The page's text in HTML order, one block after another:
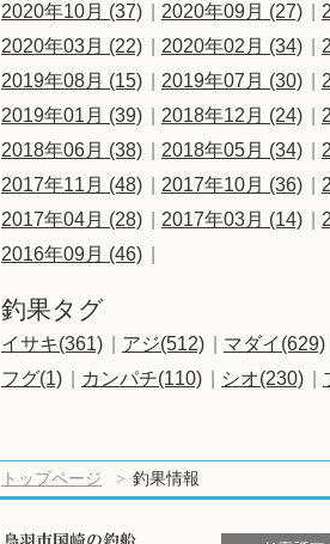
2020年10月 (37)
2020年09月 (27)
2020年03月 (22)
2020年02月 (34)
2019年08月 (15)
2019年07月 (30)
2019年01月 (39)
2018年12月 (24)
2018年06月 (38)
2018年05月 (34)
2017年11月 (48)
2017年10月 (36)
2017年04月 (28)
2017年03月 (14)
2016年09月 (46)
釣果タグ
イサキ(361) アジ(512) マダイ(629)
フグ(1)
カンパチ(110) シオ(230)
トップページ 釣果情報